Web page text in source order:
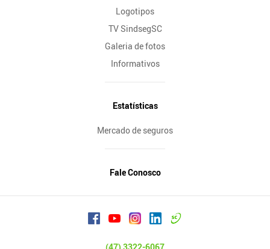
Logotipos
TV SindsegSC
Galeria de fotos
Informativos
Estatísticas
Mercado de seguros
Fale Conosco